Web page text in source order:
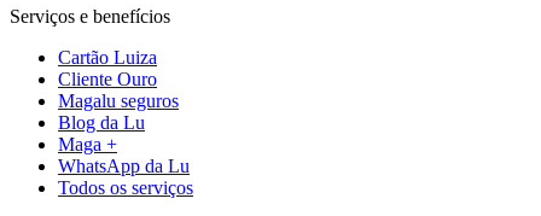
Serviços e benefícios
Cartão Luiza
Cliente Ouro
Magalu seguros
Blog da Lu
Maga +
WhatsApp da Lu
Todos os serviços